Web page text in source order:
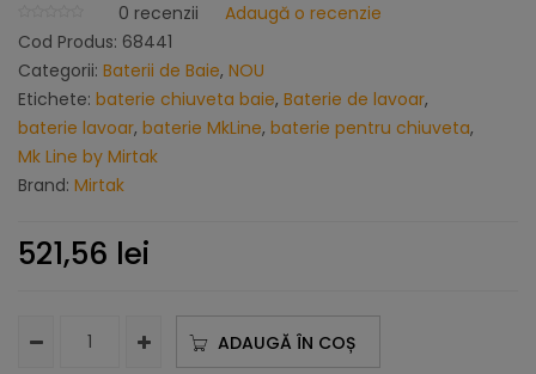
0 recenzii
Adaugă o recenzie
Cod Produs: 68441
Categorii: Baterii de Baie, NOU
Etichete: baterie chiuveta baie, Baterie de lavoar,
baterie lavoar, baterie MkLine, baterie pentru chiuveta,
Mk Line by Mirtak
Brand: Mirtak
521,56 lei
ADAUGĂ ÎN COȘ